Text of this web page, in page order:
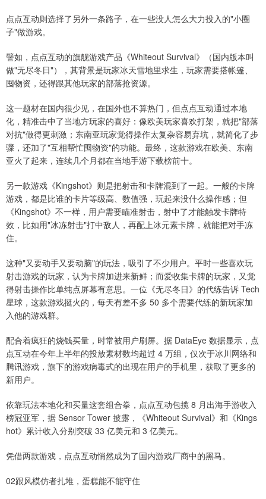
点点互动则选择了另外一条路子，在一些没人怎么大力投入的"小圈
子"做游戏。
譬如，点点互动的旗舰游戏产品《Whiteout Survival》（国内版本叫
做"无尽冬日"），其背景是玩家冰天雪地里求生，玩家需要搭帐篷、
囤物资，还得跟其他玩家的部落抢资源。
这一题材在国内很少见，在国外也不算热门，但点点互动通过本地
化，精准击中了当地方玩家的喜好：像欧美玩家喜欢打架，就把"部落
对抗"做得更刺激；东南亚玩家觉得操作太复杂容易弃坑，就简化了步
骤，还加了"互相帮忙囤物资"的功能。最终，这款游戏在欧美、东南
亚火了起来，连续几个月都在当地手游下载榜前十。
另一款游戏《Kingshot》则是把射击和卡牌混到了一起。一般的卡牌
游戏，都是比谁的卡片等级高、数值强，玩起来没什么操作感；但
《Kingshot》不一样，用户需要瞄准射击，射中了才能触发卡牌特
效，比如用"冰冻射击"打中敌人，再配上冰元素卡牌，就能把对手冻
住。
这种"又要动手又要动脑"的玩法，吸引了不少用户。平时一些喜欢玩
射击游戏的玩家，认为卡牌加进来新鲜；而爱收集卡牌的玩家，又觉
得射击操作比单纯点屏幕有意思。一位《无尽冬日》的代练告诉 Tech
星球，这款游戏挺火的，每天有差不多 50 多个需要代练的新玩家加
入他的游戏群。
配合着疯狂的烧钱买量，时常被用户刷屏。据 DataEye 数据显示，点
点互动在今年上半年的投放素材数均超过 4 万组，仅次于冰川网络和
腾讯游戏，旗下的游戏病毒式的出现在用户的手机里，获取了更多的
新用户。
依靠玩法本地化和买量这套组合拳，点点互动包揽 8 月出海手游收入
榜冠亚军，据 Sensor Tower 披露，《Whiteout Survival》和《Kings
hot》累计收入分别突破 33 亿美元和 3 亿美元。
凭借两款游戏，点点互动悄然成为了国内游戏厂商中的黑马。
02跟风模仿者扎堆，蛋糕能不能守住